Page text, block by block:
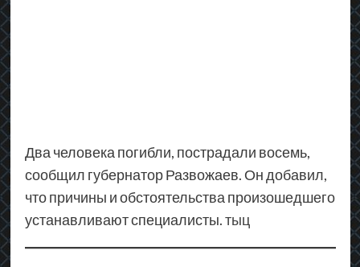
Два человека погибли, пострадали восемь,
сообщил губернатор Развожаев. Он добавил,
что причины и обстоятельства произошедшего
устанавливают специалисты.тыц